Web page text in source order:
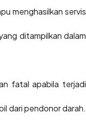
menghasilkan servis
ditampilkan dalam
fatal apabila terjadi
dari pendonor darah.